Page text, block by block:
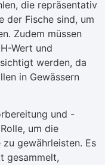
die repräsentativ
der Fische sind, um
Zudem müssen
Wert und
werden, da
in Gewässern
und -
um die
gewährleisten. Es
gesammelt,